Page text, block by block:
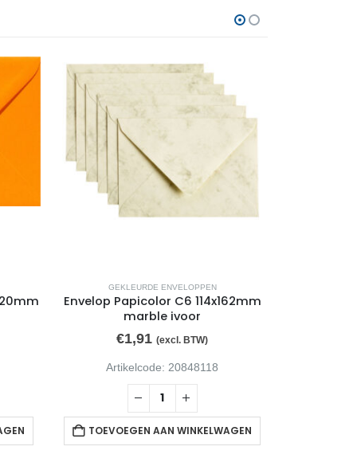
GEKLEURDE ENVELOPPEN
Envelop Papicolor C6 114x162mm
marble ivoor
€1,91 (excl. BTW)
Artikelcode: 20848118
TOEVOEGEN AAN WINKELWAGEN